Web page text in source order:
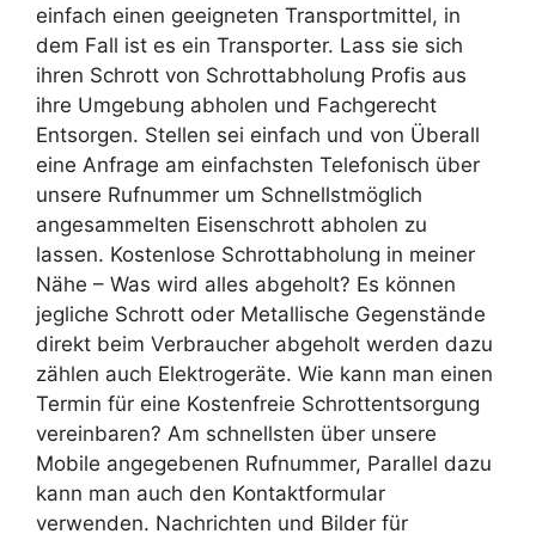
einfach einen geeigneten Transportmittel, in
dem Fall ist es ein Transporter. Lass sie sich
ihren Schrott von Schrottabholung Profis aus
ihre Umgebung abholen und Fachgerecht
Entsorgen. Stellen sei einfach und von Überall
eine Anfrage am einfachsten Telefonisch über
unsere Rufnummer um Schnellstmöglich
angesammelten Eisenschrott abholen zu
lassen. Kostenlose Schrottabholung in meiner
Nähe – Was wird alles abgeholt? Es können
jegliche Schrott oder Metallische Gegenstände
direkt beim Verbraucher abgeholt werden dazu
zählen auch Elektrogeräte. Wie kann man einen
Termin für eine Kostenfreie Schrottentsorgung
vereinbaren? Am schnellsten über unsere
Mobile angegebenen Rufnummer, Parallel dazu
kann man auch den Kontaktformular
verwenden. Nachrichten und Bilder für